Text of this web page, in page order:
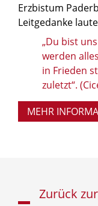
Erzbistum
Leitgedanke
„Du bist
werden
in Frieden
zuletzt“.
MEHR
Zurück